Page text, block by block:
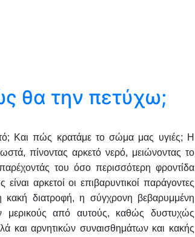
θα την πετύχω;
Και πώς κρατάμε το σώμα μας υγιές; Η
πίνοντας αρκετό νερό, μειώνοντας το
του όσο περισσότερη φροντίδα
αρκετοί οι επιβαρυντικοί παράγοντες
κακή διατροφή, η σύγχρονη βεβαρυμμένη
μερικούς από αυτούς, καθώς δυστυχώς
και αρνητικών συναισθημάτων και κακής